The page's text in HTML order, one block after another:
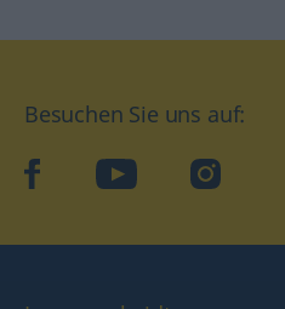
Besuchen Sie uns auf:
facebookYouTube Instagram